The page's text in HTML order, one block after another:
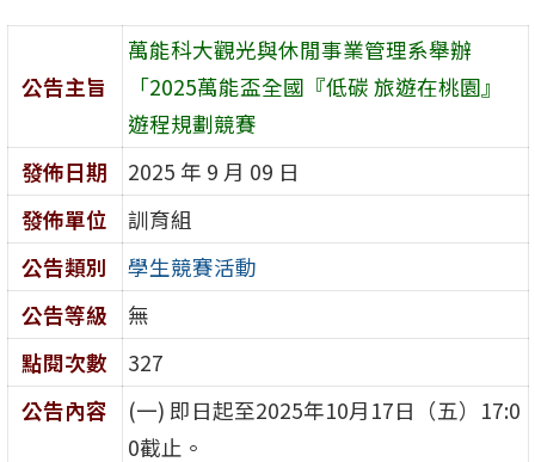
公告主旨
萬能科大觀光與休閒事業管理系舉辦
「2025萬能盃全國『低碳 旅遊在桃園』
遊程規劃競賽
發佈日期
2025 年 9 月 09 日
發佈單位
訓育組
公告類別
學生競賽活動
公告等級
無
點閱次數
327
公告內容
(一) 即日起至2025年10月17日（五）17:0
0截止。